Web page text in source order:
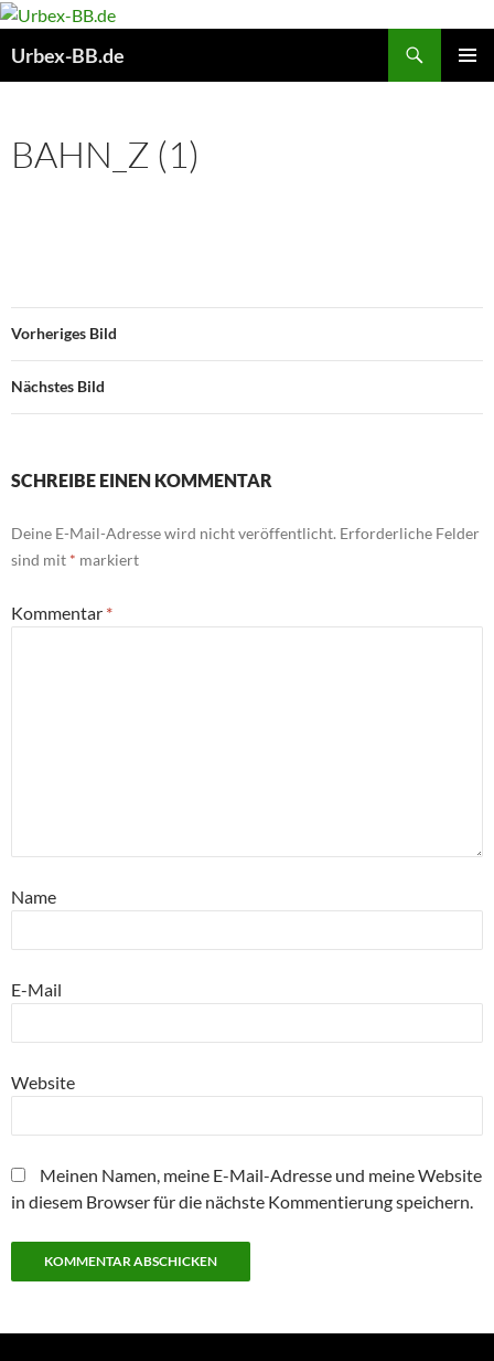
Urbex-BB.de
BAHN_Z (1)
Vorheriges Bild
Nächstes Bild
SCHREIBE EINEN KOMMENTAR
Deine E-Mail-Adresse wird nicht veröffentlicht. Erforderliche Felder
sind mit * markiert
Kommentar *
Name
E-Mail
Website
Meinen Namen, meine E-Mail-Adresse und meine Website
in diesem Browser für die nächste Kommentierung speichern.